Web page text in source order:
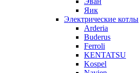
Яик
Электрические котлы
Arderia
Buderus
Ferroli
KENTATSU
Kospel